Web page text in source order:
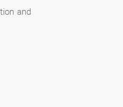
and